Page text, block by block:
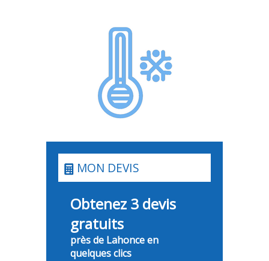
MON DEVIS
Obtenez 3 devis
gratuits
près de Lahonce en
quelques clics